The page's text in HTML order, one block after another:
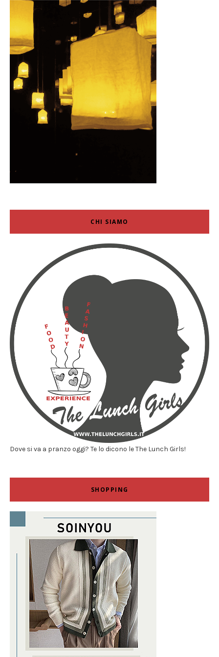
CHI SIAMO
Dove si va a pranzo oggi? Te lo dicono le The Lunch Girls!
SHOPPING